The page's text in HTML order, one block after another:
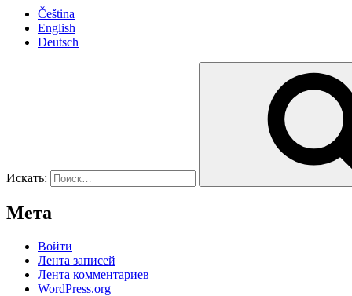
Čeština
English
Deutsch
Искать:
Мета
Войти
Лента записей
Лента комментариев
WordPress.org